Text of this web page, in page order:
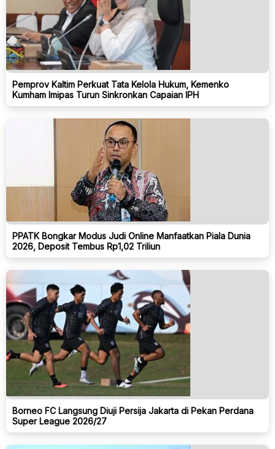
Pemprov Kaltim Perkuat Tata Kelola Hukum, Kemenko
Kumham Imipas Turun Sinkronkan Capaian IPH
PPATK Bongkar Modus Judi Online Manfaatkan Piala Dunia
2026, Deposit Tembus Rp1,02 Triliun
Borneo FC Langsung Diuji Persija Jakarta di Pekan Perdana
Super League 2026/27